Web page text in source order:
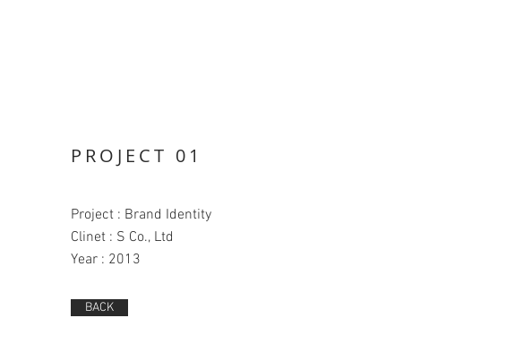
PROJECT 01
Project : Brand Identity
Clinet : S Co., Ltd
Year : 2013
BACK